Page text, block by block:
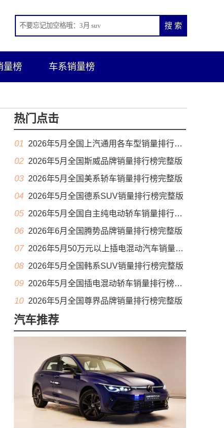
量榜 车系销量榜
热门点击
01 2026年5月全国上汽通用各车型销量排行榜完整版
02 2026年5月全国斯威品牌销量排行榜完整版
03 2026年5月全国美系轿车销量排行榜完整版
04 2026年5月全国德系SUV销量排行榜完整版
05 2026年5月全国自主纯电动轿车销量排行榜完整版(出口量
06 2026年6月全国腾势品牌销量排行榜完整版
07 2026年5月50万元以上插电混动汽车销量排行榜（零售量）
08 2026年5月全国韩系SUV销量排行榜完整版
09 2026年5月全国插电混动轿车销量排行榜完整版(出口量
10 2026年5月全国尊界品牌销量排行榜完整版
汽车推荐